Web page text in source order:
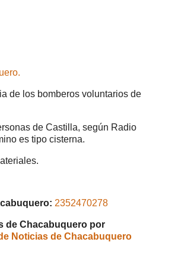
de los bomberos voluntarios de
de Castilla, según Radio
es tipo cisterna.
2352470278
de Chacabuquero por
Noticias de Chacabuquero